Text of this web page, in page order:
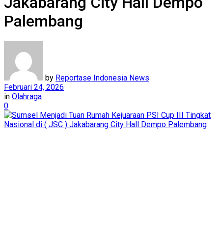
Palembang
by Reportase Indonesia News
Februari 24, 2026
in Olahraga
0